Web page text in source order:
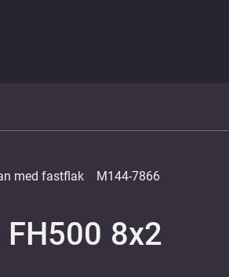
med fastflak M144-7866
8x2